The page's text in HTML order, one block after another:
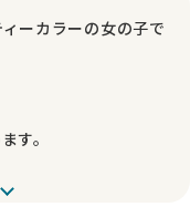
ーカラーの女の子で
す。